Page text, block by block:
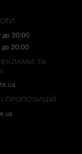
до 20:00
до 20:00
ТА
ПРОПОЗИЦІЙ